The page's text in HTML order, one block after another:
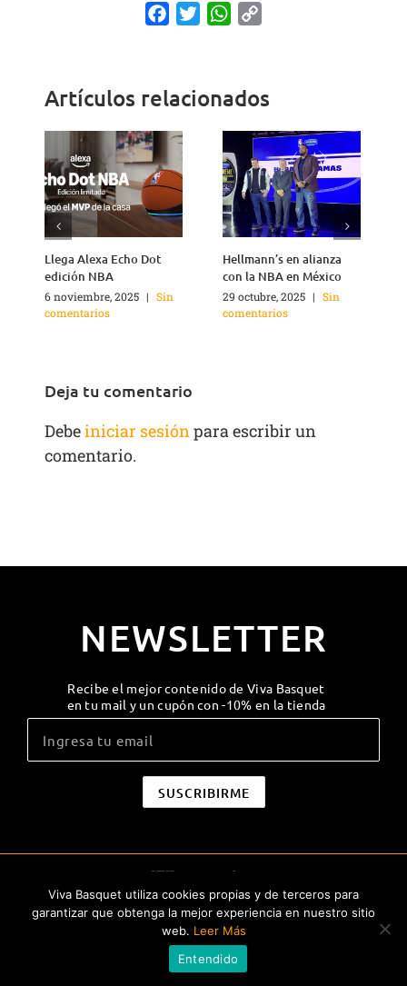
FacebookTwitterWhatsApp
Artículos relacionados
Llega Alexa Echo Dot
edición NBA
6 noviembre, 2025 | Sin
comentarios
Hellmann’s en alianza
con la NBA en México
29 octubre, 2025 | Sin
comentarios
Deja tu comentario
Debeiniciar sesiónpara escribir un
comentario.
NEWSLETTER
Recibe el mejor contenido de Viva Basquet
en tu mail y un cupón con -10% en la tienda
Viva Basquet utiliza cookies propias y de terceros para
garantizar que obtenga la mejor experiencia en nuestro sitio
web. Leer Más
Entendido